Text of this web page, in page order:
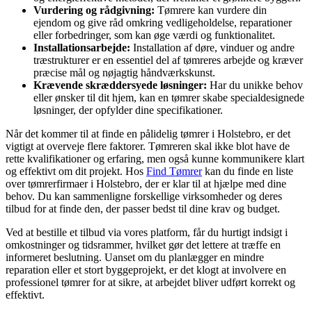
Vurdering og rådgivning: Tømrere kan vurdere din
ejendom og give råd omkring vedligeholdelse, reparationer
eller forbedringer, som kan øge værdi og funktionalitet.
Installationsarbejde: Installation af døre, vinduer og andre
træstrukturer er en essentiel del af tømreres arbejde og kræver
præcise mål og nøjagtig håndværkskunst.
Krævende skræddersyede løsninger: Har du unikke behov
eller ønsker til dit hjem, kan en tømrer skabe specialdesignede
løsninger, der opfylder dine specifikationer.
Når det kommer til at finde en pålidelig tømrer i Holstebro, er det
vigtigt at overveje flere faktorer. Tømreren skal ikke blot have de
rette kvalifikationer og erfaring, men også kunne kommunikere klart
og effektivt om dit projekt. Hos Find Tømrerkan du finde en liste
over tømrerfirmaer i Holstebro, der er klar til at hjælpe med dine
behov. Du kan sammenligne forskellige virksomheder og deres
tilbud for at finde den, der passer bedst til dine krav og budget.
Ved at bestille et tilbud via vores platform, får du hurtigt indsigt i
omkostninger og tidsrammer, hvilket gør det lettere at træffe en
informeret beslutning. Uanset om du planlægger en mindre
reparation eller et stort byggeprojekt, er det klogt at involvere en
professionel tømrer for at sikre, at arbejdet bliver udført korrekt og
effektivt.